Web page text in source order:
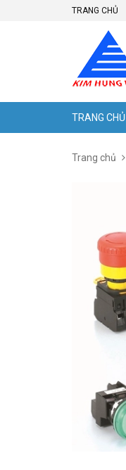
TRANG CHỦ
TRANG CHỦ
Trang chủ